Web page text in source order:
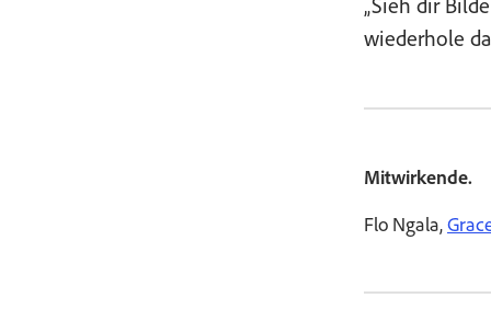
wiederhole
Mitwirkende.
Flo Ngala,